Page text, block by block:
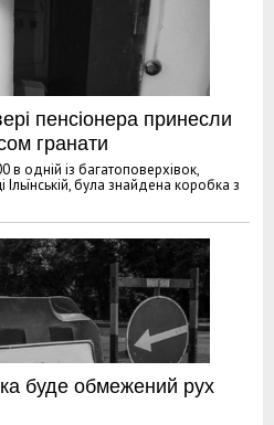
пенсіонера принесли
гранати
в одній із багатоповерхівок,
Ільїнській, була знайдена коробка з
буде обмежений рух